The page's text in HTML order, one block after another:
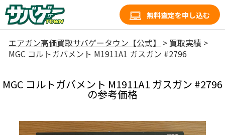
無料査定を申し込む
エアガン高価買取サバゲータウン【公式】 > 買取実績 >
MGC コルトガバメント M1911A1 ガスガン #2796
MGC コルトガバメント M1911A1 ガスガン #2796
の参考価格